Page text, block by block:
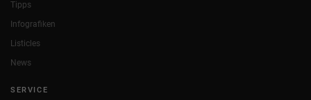
Tipps
Infografiken
Listicles
News
SERVICE